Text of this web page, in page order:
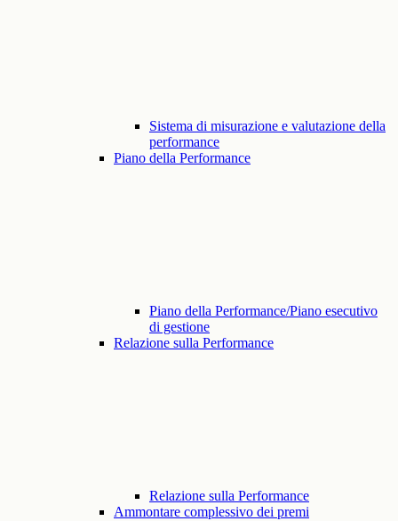
Sistema di misurazione e valutazione della
performance
Piano della Performance
Piano della Performance/Piano esecutivo
di gestione
Relazione sulla Performance
Relazione sulla Performance
Ammontare complessivo dei premi